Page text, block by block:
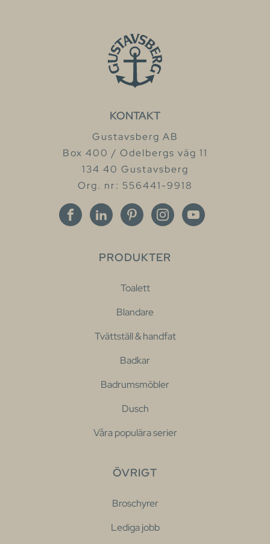
KONTAKT
Gustavsberg AB
Box 400 / Odelbergs väg 11
134 40 Gustavsberg
Org. nr: 556441-9918
PRODUKTER
Toalett
Blandare
Tvättställ & handfat
Badkar
Badrumsmöbler
Dusch
Våra populära serier
ÖVRIGT
Broschyrer
Lediga jobb